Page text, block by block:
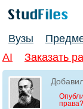
Вузы
AI
Заказать
права?